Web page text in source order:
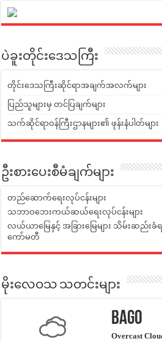
ပဲခူးတိုင်းဒေသကြီး
တိုင်းဒေသကြီးဆိုင်ရာအချက်အလက်များ
ပြည်သူများမှ တင်ပြချက်များ
သက်ဆိုင်ရာဝန်ကြီးဌာနများ၏ ဖုန်းနံပါတ်များ
ဦးစားပေးစီမံချက်များ
တည်ဆောက်ရေးလုပ်ငန်းများ
သဘာဝဘေးကယ်ဆယ်ရေးလုပ်ငန်းများ
လယ်ယာမြေနှင့် အခြားမြေများ သိမ်းဆည်းခံ
ကော်မတီ
မိုးလေဝသ သတင်းများ
Bago
Overcast